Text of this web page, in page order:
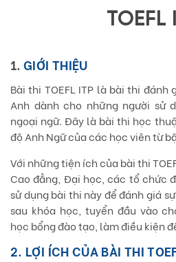
TOEFL
1.GIỚI THIỆU
Bài thi TOEFL ITP là bài thi
Anh dành cho những người sử
ngoại ngữ. Đây là bài thi học
độ Anh Ngữ của các học viên từ
Với những tiện ích của bài thi
Cao đẳng, Đại học, các tổ chức
sử dụng bài thi này để đánh giá
sau khóa học, tuyển đầu vào
học bổng đào tạo, làm điều kiện
2. LỢI ÍCH CỦA BÀI THI